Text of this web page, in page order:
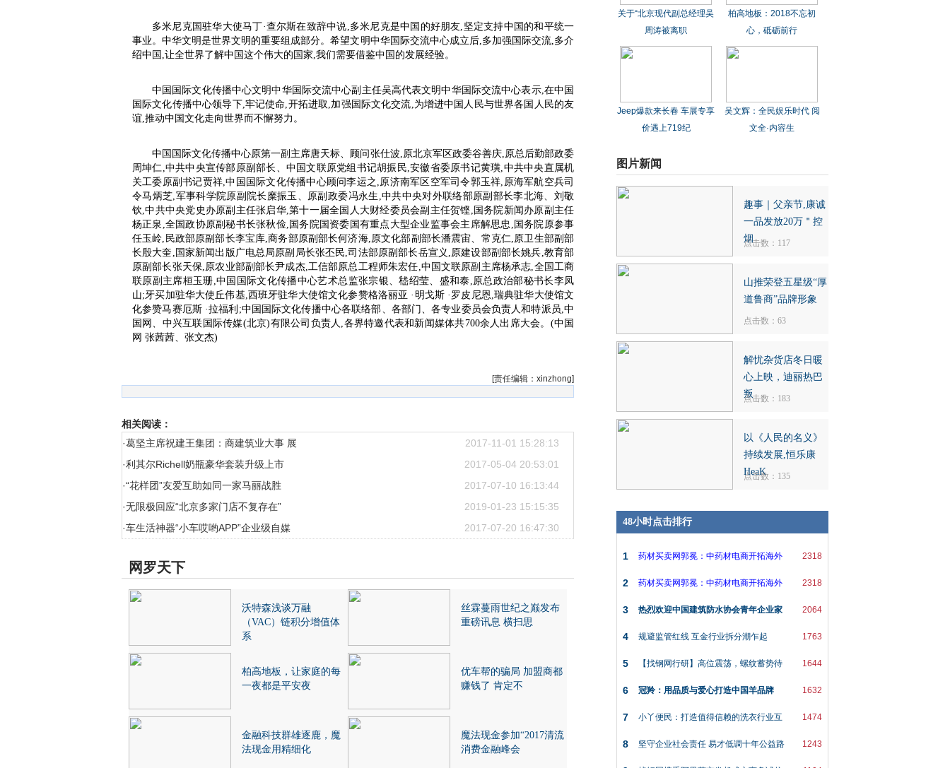
多米尼克国驻华大使马丁·查尔斯在致辞中说,多米尼克是中国的好朋友,坚定支持中国的和平统一
事业。中华文明是世界文明的重要组成部分。希望文明中华国际交流中心成立后,多加强国际交流,多介
绍中国,让全世界了解中国这个伟大的国家,我们需要借鉴中国的发展经验。
中国国际文化传播中心文明中华国际交流中心副主任吴高代表文明中华国际交流中心表示,在中国
国际文化传播中心领导下,牢记使命,开拓进取,加强国际文化交流,为增进中国人民与世界各国人民的友
谊,推动中国文化走向世界而不懈努力。
中国国际文化传播中心原第一副主席唐天标、顾问张仕波,原北京军区政委谷善庆,原总后勤部政委
周坤仁,中共中央宣传部原副部长、中国文联原党组书记胡振民,安徽省委原书记黄璜,中共中央直属机
关工委原副书记贾祥,中国国际文化传播中心顾问李运之,原济南军区空军司令郭玉祥,原海军航空兵司
令马炳芝,军事科学院原副院长糜振玉、原副政委冯永生,中共中央对外联络部原副部长李北海、刘敬
钦,中共中央党史办原副主任张启华,第十一届全国人大财经委员会副主任贺铿,国务院新闻办原副主任
杨正泉,全国政协原副秘书长张秋俭,国务院国资委国有重点大型企业监事会主席解思忠,国务院原参事
任玉岭,民政部原副部长李宝库,商务部原副部长何济海,原文化部副部长潘震宙、常克仁,原卫生部副部
长殷大奎,国家新闻出版广电总局原副局长张丕民,司法部原副部长岳宣义,原建设部副部长姚兵,教育部
原副部长张天保,原农业部副部长尹成杰,工信部原总工程师朱宏任,中国文联原副主席杨承志,全国工商
联原副主席桓玉珊,中国国际文化传播中心艺术总监张宗银、嵇绍莹、盛和泰,原总政治部秘书长李凤
山;牙买加驻华大使丘伟基,西班牙驻华大使馆文化参赞格洛丽亚 ·明戈斯 ·罗皮尼恩,瑞典驻华大使馆文
化参赞马赛厄斯 ·拉福利;中国国际文化传播中心各联络部、各部门、各专业委员会负责人和特派员,中
国网、中兴互联国际传媒(北京)有限公司负责人,各界特邀代表和新闻媒体共700余人出席大会。(中国
网 张茜茜、张文杰)
[责任编辑：xinzhong]
相关阅读：
·葛坚主席祝建王集团：商建筑业大事 展
2017-11-01 15:28:13
·利其尔Richell奶瓶豪华套装升级上市
2017-05-04 20:53:01
·“花样团”友爱互助如同一家马丽战胜
2017-07-10 16:13:44
·无限极回应“北京多家门店不复存在”
2019-01-23 15:15:35
·车生活神器“小车哎哟APP”企业级自媒 2017-07-20 16:47:30
网罗天下
沃特森浅谈万融
（VAC）链积分增值体
系
丝霖蔓雨世纪之巅发布
重磅讯息 横扫思
柏高地板，让家庭的每
一夜都是平安夜
优车帮的骗局 加盟商都
赚钱了 肯定不
金融科技群雄逐鹿，魔
法现金用精细化
魔法现金参加“2017清流
消费金融峰会
关于“北京现代副总经理吴
周涛被离职
柏高地板：2018不忘初
心，砥砺前行
Jeep爆款来长春 车展专享
价遇上719纪
吴文辉：全民娱乐时代 阅
文全·内容生
图片新闻
趣事｜父亲节,康诚
一品发放20万＂控
烟
点击数：117
山推荣登五星级“厚
道鲁商”品牌形象
点击数：63
解忧杂货店冬日暖
心上映，迪丽热巴
叛
点击数：183
以《人民的名义》
持续发展,恒乐康
HeaK
点击数：135
48小时点击排行
2318
1 药材买卖网郭冕：中药材电商开拓海外
2318
2 药材买卖网郭冕：中药材电商开拓海外
2064
3 热烈欢迎中国建筑防水协会青年企业家
1763
4 规避监管红线 互金行业拆分潮乍起
1644
5 【找钢网行研】高位震荡，螺纹蓄势待
1632
6 冠羚：用品质与爱心打造中国羊品牌
1474
7 小丫便民：打造值得信赖的洗衣行业互
1243
8 坚守企业社会责任 易才低调十年公益路